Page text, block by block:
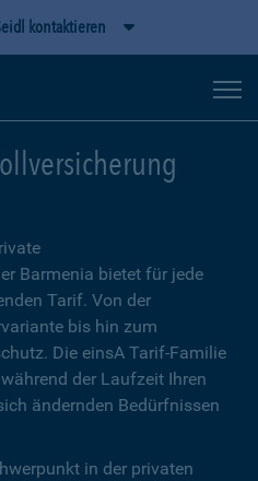
kontaktieren
Barmenia bietet für jede
Tarif. Von der
bis hin zum
Die einsA Tarif-Familie
der Laufzeit Ihren
ändernden Bedürfnissen
in der privaten